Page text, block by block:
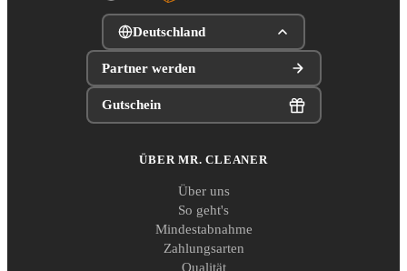
Deutschland
Partner werden
Gutschein
ÜBER MR. CLEANER
Über uns
So geht's
Mindestabnahme
Zahlungsarten
Qualität